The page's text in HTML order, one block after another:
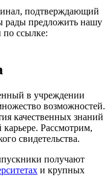
подтверждающий
рады предложить нашу
по ссылке:
в учреждении
возможностей.
качественных знаний
Рассмотрим,
свидетельства.
получают
и крупных